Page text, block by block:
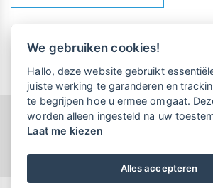
🇪🇺 🇧🇪
Copyright All Rights Reserved © 2015-2026
WebDesign
Privacy & Cookies
Locations
We gebruiken cookies!
Hallo, deze website gebruikt
juiste werking te garanderen en
te begrijpen hoe u ermee omgaat.
worden alleen ingesteld na uw
Laat me kiezen
Alles accepteren
Vrijblijvende kennismaking?Boek
een persoonlijke demo.
Maandelijks gratis opleidingen
voor UP-TO-DATE Klanten: